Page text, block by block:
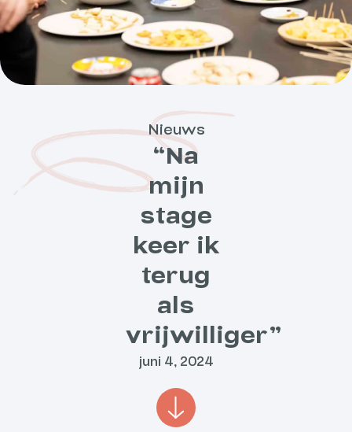
Nieuws
“Na
mijn
stage
keer ik
terug
als
vrijwilliger”
juni 4, 2024